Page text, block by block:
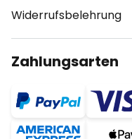
Widerrufsbelehrung
Zahlungsarten